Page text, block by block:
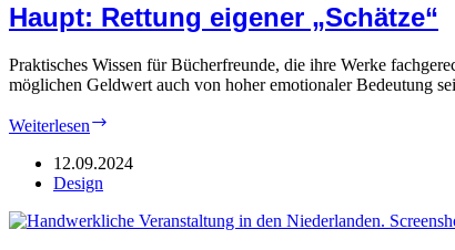
Haupt: Rettung eigener „Schätze“
Praktisches Wissen für Bücherfreunde, die ihre Werke
möglichen Geldwert auch von hoher emotionaler Bedeutung
Weiterlesen
eigener
12.09.2024
Design